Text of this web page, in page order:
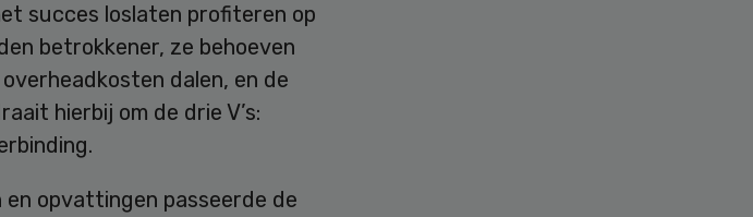
succes loslaten profiteren op
betrokkener, ze behoeven
dalen, en de
hierbij om de drie V’s:
en opvattingen passeerde de